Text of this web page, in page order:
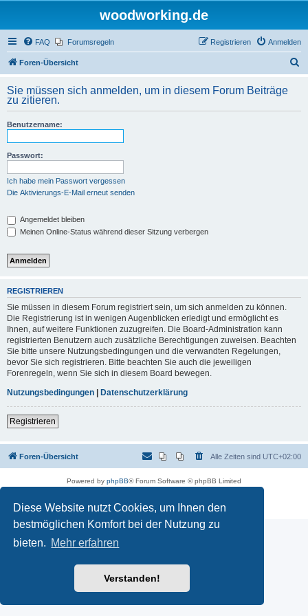
Diese Website nutzt Cookies, um Ihnen den
bestmöglichen Komfort bei der Nutzung zu
bieten. Mehr erfahren
Verstanden!
woodworking.de
FAQ Forumsregeln Anmelden
Registrieren
Foren-Übersicht
h
Sie müssen sich anmelden, um in diesem Forum Beiträge
zu zitieren.
Benutzername:
Passwort:
Ich habe mein Passwort vergessen
Die Aktivierungs-E-Mail erneut senden
Angemeldet bleiben
Meinen Online-Status während dieser Sitzung verbergen
REGISTRIEREN
Sie müssen in diesem Forum registriert sein, um sich anmelden zu können.
Die Registrierung ist in wenigen Augenblicken erledigt und ermöglicht es
Ihnen, auf weitere Funktionen zuzugreifen. Die Board-Administration kann
registrierten Benutzern auch zusätzliche Berechtigungen zuweisen. Beachten
Sie bitte unsere Nutzungsbedingungen und die verwandten Regelungen,
bevor Sie sich registrieren. Bitte beachten Sie auch die jeweiligen
Forenregeln, wenn Sie sich in diesem Board bewegen.
Nutzungsbedingungen | Datenschutzerklärung
Registrieren
Foren-Übersicht Alle Zeiten sind UTC+02:00
Powered by phpBB® Forum Software © phpBB Limited
Datenschutz|Nutzungsbedingungen